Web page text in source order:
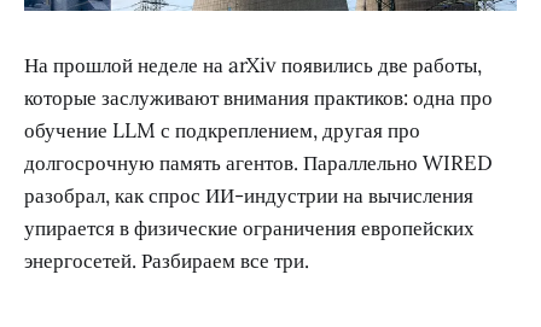
На прошлой неделе на arXiv появились две работы,
которые заслуживают внимания практиков: одна про
обучение LLM с подкреплением, другая про
долгосрочную память агентов. Параллельно WIRED
разобрал, как спрос ИИ-индустрии на вычисления
упирается в физические ограничения европейских
энергосетей. Разбираем все три.